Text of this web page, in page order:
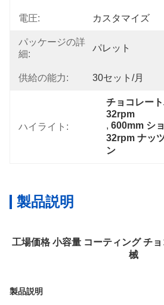
電圧: カスタマイズ
パッケージの詳
細:
パレット
供給の能力: 30セット/月
ハイライト:
チョコレー
32rpm
, 600mm シ
32rpm ナッ
ン
製品説明
工場価格 小容量 コーティング チ
械
製品説明